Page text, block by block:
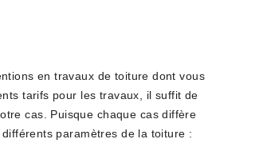
en travaux de toiture dont vous
tarifs pour les travaux, il suffit de
cas. Puisque chaque cas diffère
paramètres de la toiture :